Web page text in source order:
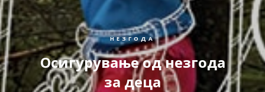
НЕЗГОДА
Осигурување од незгода
за деца